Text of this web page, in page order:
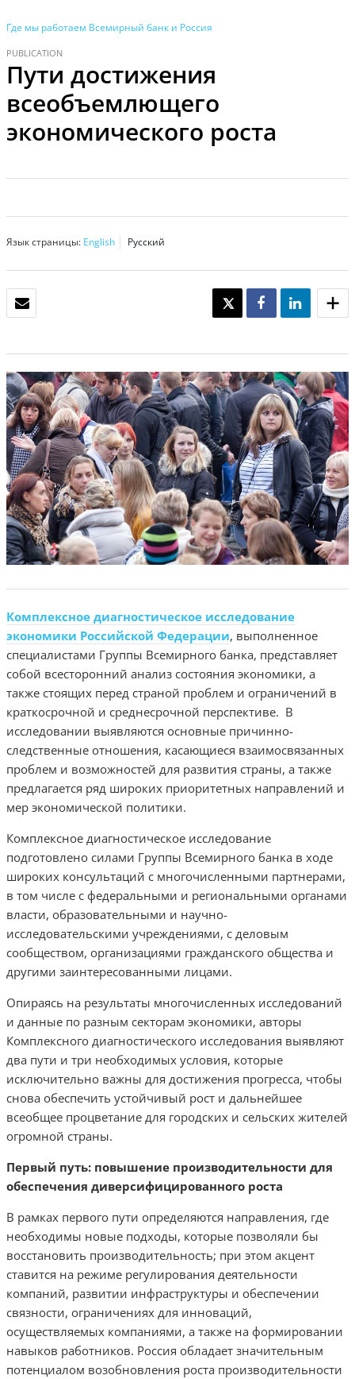
Где мы работаем Всемирный банк и Россия
PUBLICATION
Пути достижения
всеобъемлющего
экономического роста
Язык страницы: English Русский
TWEET SHARE SHARE
Комплексное диагностическое исследование
экономики Российской Федерации, выполненное
специалистами Группы Всемирного банка, представляет
собой всесторонний анализ состояния экономики, а
также стоящих перед страной проблем и ограничений в
краткосрочной и среднесрочной перспективе. В
исследовании выявляются основные причинно-
следственные отношения, касающиеся взаимосвязанных
проблем и возможностей для развития страны, а также
предлагается ряд широких приоритетных направлений и
мер экономической политики.
Комплексное диагностическое исследование
подготовлено силами Группы Всемирного банка в ходе
широких консультаций с многочисленными партнерами,
в том числе с федеральными и региональными органами
власти, образовательными и научно-
исследовательскими учреждениями, с деловым
сообществом, организациями гражданского общества и
другими заинтересованными лицами.
Опираясь на результаты многочисленных исследований
и данные по разным секторам экономики, авторы
Комплексного диагностического исследования выявляют
два пути и три необходимых условия, которые
исключительно важны для достижения прогресса, чтобы
снова обеспечить устойчивый рост и дальнейшее
всеобщее процветание для городских и сельских жителей
огромной страны.
Первый путь: повышение производительности для
обеспечения диверсифицированного роста
В рамках первого пути определяются направления, где
необходимы новые подходы, которые позволяли бы
восстановить производительность; при этом акцент
ставится на режиме регулирования деятельности
компаний, развитии инфраструктуры и обеспечении
связности, ограничениях для инноваций,
осуществляемых компаниями, а также на формировании
навыков работников. Россия обладает значительным
потенциалом возобновления роста производительности